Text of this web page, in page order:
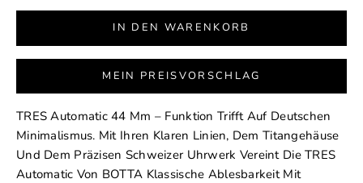
IN DEN WARENKORB
MEIN PREISVORSCHLAG
TRES Automatic 44 Mm – Funktion Trifft Auf Deutschen
Minimalismus. Mit Ihren Klaren Linien, Dem Titangehäuse
Und Dem Präzisen Schweizer Uhrwerk Vereint Die TRES
Automatic Von BOTTA Klassische Ablesbarkeit Mit